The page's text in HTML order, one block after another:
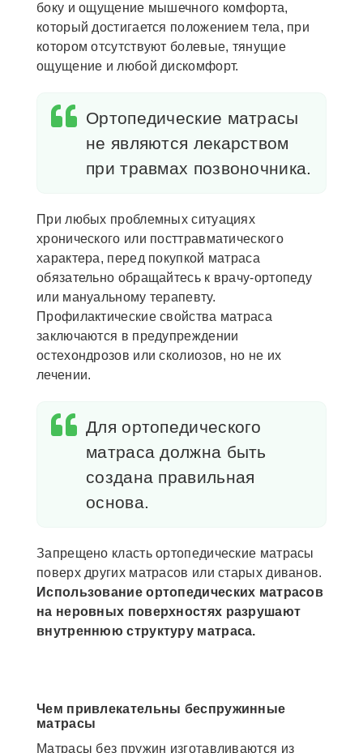
боку и ощущение мышечного комфорта,
который достигается положением тела, при
котором отсутствуют болевые, тянущие
ощущение и любой дискомфорт.
Ортопедические матрасы
не являются лекарством
при травмах позвоночника.
При любых проблемных ситуациях
хронического или посттравматического
характера, перед покупкой матраса
обязательно обращайтесь к врачу-ортопеду
или мануальному терапевту.
Профилактические свойства матраса
заключаются в предупреждении
остехондрозов или сколиозов, но не их
лечении.
Для ортопедического
матраса должна быть
создана правильная
основа.
Запрещено класть ортопедические матрасы
поверх других матрасов или старых диванов.
Использование ортопедических матрасов
на неровных поверхностях разрушают
внутреннюю структуру матраса.
Чем привлекательны беспружинные
матрасы
Матрасы без пружин изготавливаются из